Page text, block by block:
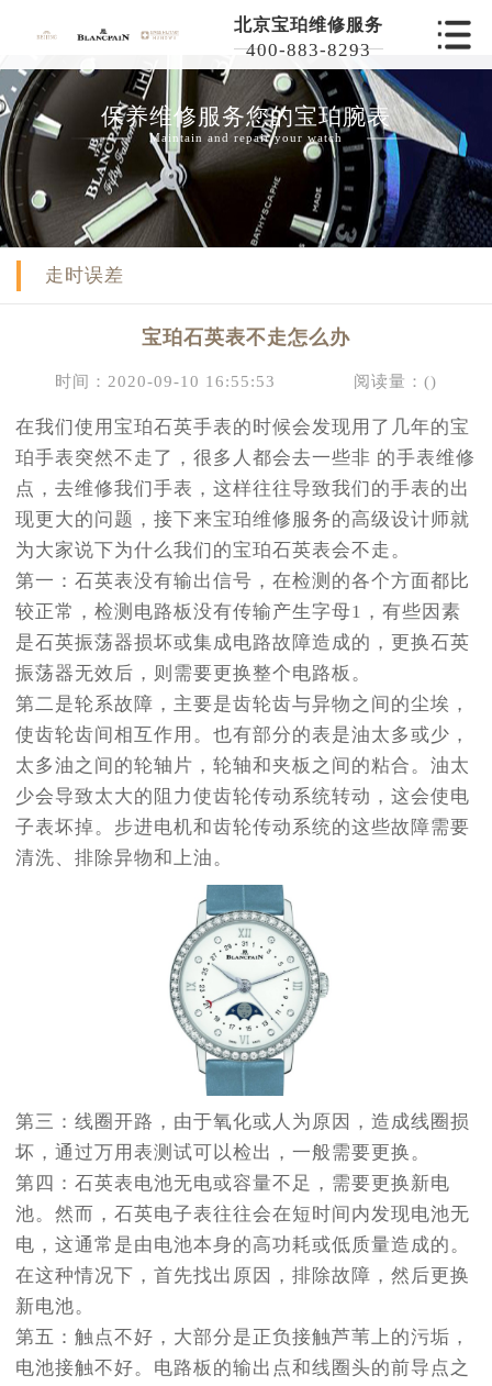
北京宝珀维修服务
400-883-8293
保养维修服务您的宝珀腕表
Maintain and repair your watch
走时误差
宝珀石英表不走怎么办
时间：2020-09-10 16:55:53 阅读量：()
在我们使用宝珀石英手表的时候会发现用了几年的宝
珀手表突然不走了，很多人都会去一些非 的手表维修
点，去维修我们手表，这样往往导致我们的手表的出
现更大的问题，接下来宝珀维修服务的高级设计师就
为大家说下为什么我们的宝珀石英表会不走。
第一：石英表没有输出信号，在检测的各个方面都比
较正常，检测电路板没有传输产生字母1，有些因素
是石英振荡器损坏或集成电路故障造成的，更换石英
振荡器无效后，则需要更换整个电路板。
第二是轮系故障，主要是齿轮齿与异物之间的尘埃，
使齿轮齿间相互作用。也有部分的表是油太多或少，
太多油之间的轮轴片，轮轴和夹板之间的粘合。油太
少会导致太大的阻力使齿轮传动系统转动，这会使电
子表坏掉。步进电机和齿轮传动系统的这些故障需要
清洗、排除异物和上油。
第三：线圈开路，由于氧化或人为原因，造成线圈损
坏，通过万用表测试可以检出，一般需要更换。
第四：石英表电池无电或容量不足，需要更换新电
池。然而，石英电子表往往会在短时间内发现电池无
电，这通常是由电池本身的高功耗或低质量造成的。
在这种情况下，首先找出原因，排除故障，然后更换
新电池。
第五：触点不好，大部分是正负接触芦苇上的污垢，
电池接触不好。电路板的输出点和线圈头的前导点之